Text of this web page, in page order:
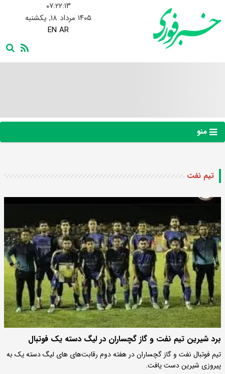
۰۷:۲۲:۱۳
۱۴۰۵ مرداد ۱۸, یکشنبه
EN AR
منو
تیم نفت
برد شیرین تیم نفت و گاز گچساران در لیگ دسته یک فوتبال
تیم فوتبال نفت و گاز گچساران در هفته دوم رقابت‌های های لیگ دسته یک به
پیروزی شیرین دست یافت.